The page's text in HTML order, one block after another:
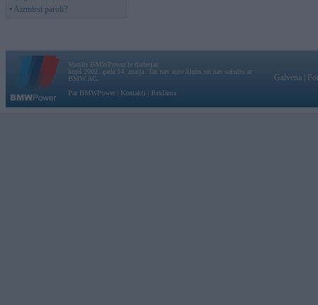
• Aizmirsi paroli?
Vortāls BMWPower.lv darbojas
kopš 2002. gada 14. maija. Tas nav auto klubs un nav saistīts ar
BMW AG.
Par BMWPower
Kontakti Reklāma
Galvena